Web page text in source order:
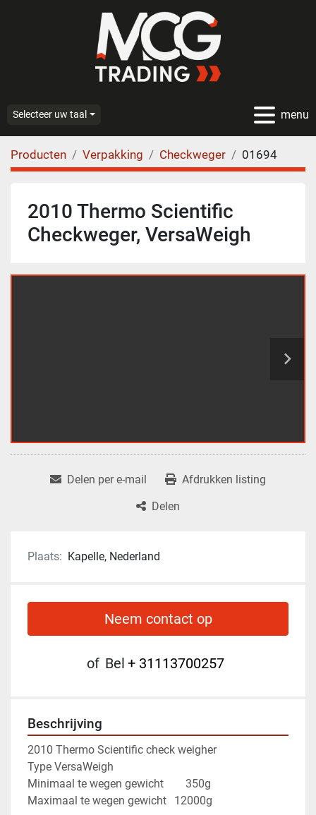
menu
Selecteer uw taal
Producten Verpakking Checkweger 01694
2010 Thermo Scientific
Checkweger, VersaWeigh
Delen per e-mail
Afdrukken listing
Delen
Plaats: Kapelle, Nederland
Neem contact op
of Bel + 31113700257
Beschrijving
2010 Thermo Scientific check weigher
Type VersaWeigh
Minimaal te wegen gewicht 	    350g
Maximaal te wegen gewicht 	12000g